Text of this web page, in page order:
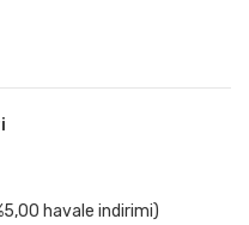
havale indirimi)